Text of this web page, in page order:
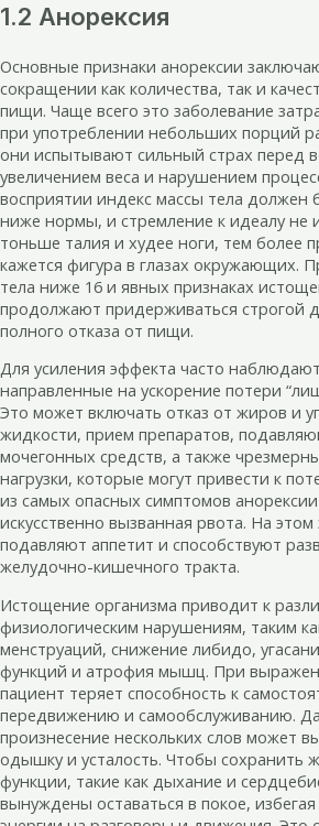
1.2 Анорексия
Основные признаки анорексии
сокращении как количества, так и
пищи. Чаще всего это заболевание
при употреблении небольших порций
они испытывают сильный страх перед
увеличением веса и нарушением
восприятии индекс массы тела должен
ниже нормы, и стремление к идеалу не
тоньше талия и худее ноги, тем более
кажется фигура в глазах окружающих.
тела ниже 16 и явных признаках
продолжают придерживаться строгой
полного отказа от пищи.
Для усиления эффекта часто
направленные на ускорение потери
Это может включать отказ от жиров и
жидкости, прием препаратов,
мочегонных средств, а также
нагрузки, которые могут привести к
из самых опасных симптомов анорексии
искусственно вызванная рвота. На
подавляют аппетит и способствуют
желудочно-кишечного тракта.
Истощение организма приводит к
физиологическим нарушениям, таким
менструаций, снижение либидо,
функций и атрофия мышц. При
пациент теряет способность к
передвижению и самообслуживанию.
произнесение нескольких слов может
одышку и усталость. Чтобы сохранить
функции, такие как дыхание и
вынуждены оставаться в покое,